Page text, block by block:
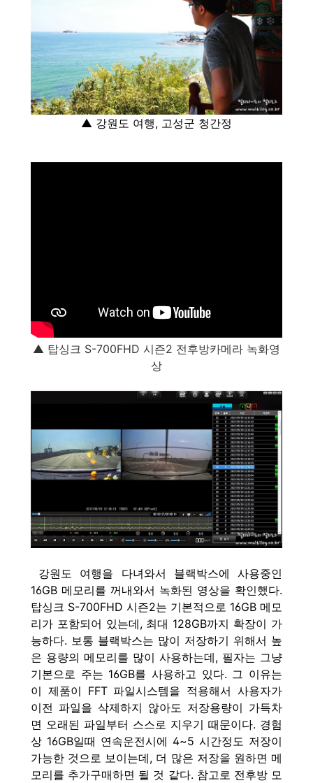
▲ 강원도 여행, 고성군 청간정
▲ 탑싱크 S-700FHD 시즌2 전후방카메라 녹화영
상
강원도 여행을 다녀와서 블랙박스에 사용중인
16GB 메모리를 꺼내와서 녹화된 영상을 확인했다.
탑싱크 S-700FHD 시즌2는 기본적으로 16GB 메모
리가 포함되어 있는데, 최대 128GB까지 확장이 가
능하다. 보통 블랙박스는 많이 저장하기 위해서 높
은 용량의 메모리를 많이 사용하는데, 필자는 그냥
기본으로 주는 16GB를 사용하고 있다. 그 이유는
이 제품이 FFT 파일시스템을 적용해서 사용자가
이전 파일을 삭제하지 않아도 저장용량이 가득차
면 오래된 파일부터 스스로 지우기 때문이다. 경험
상 16GB일때 연속운전시에 4~5 시간정도 저장이
가능한 것으로 보이는데, 더 많은 저장을 원하면 메
모리를 추가구매하면 될 것 같다. 참고로 전후방 모